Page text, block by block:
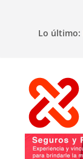
Lo último: